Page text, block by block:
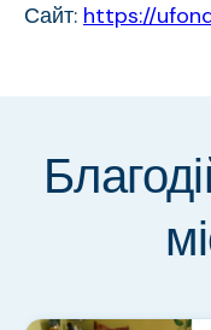
Сайт: https://